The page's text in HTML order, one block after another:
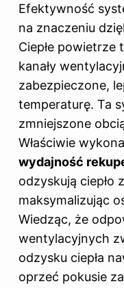
Efektywność
na znaczeniu
Ciepłe
kanały
zabezpieczone,
temperaturę. Ta
zmniejszone
Właściwie
wydajność
odzyskują ciepło
maksymalizując
Wiedząc, że
wentylacyjnych
odzysku ciepła
oprzeć pokusie